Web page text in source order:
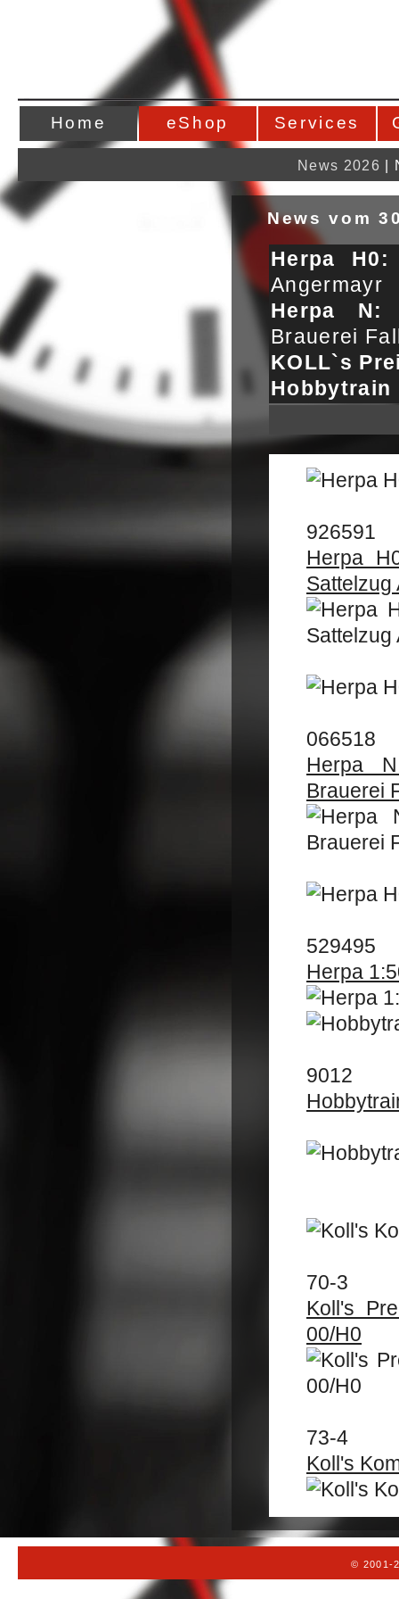
Home eShop Services
News 2026
News vom
Herpa
Angermayr
Herpa
Brauerei
KOLL`s
926591
Herpa
Sattelzug
066518
Herpa
Brauerei
529495
Herpa
9012
70-3
Koll's
00/H0
73-4
Koll's
© 2001-